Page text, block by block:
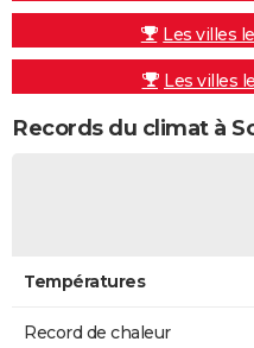
Les villes
Les villes
Records du climat à
Températures
Record de chaleur